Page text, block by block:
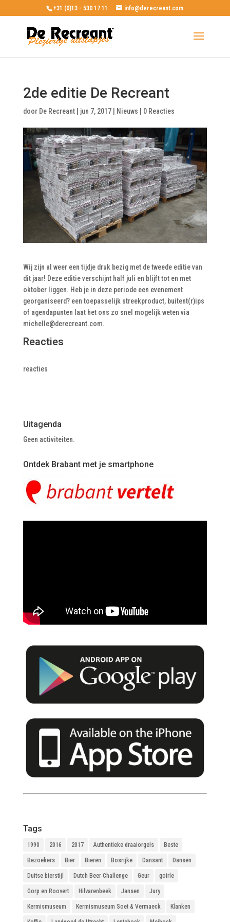
+31 (0)13 - 530 17 11 info@derecreant.com
2de editie De Recreant
door De Recreant| jun 7, 2017| Nieuws 0 Reacties
Wij zijn al weer een tijdje druk bezig met de tweede editie van
dit jaar! Deze editie verschijnt half juli en blijft tot en met
oktober liggen. Heb je in deze periode een evenement
georganiseerd? een toepasselijk streekproduct, buitent(r)ips
of agendapunten laat het ons zo snel mogelijk weten via
michelle@derecreant.com.
Reacties
reacties
Uitagenda
Geen activiteiten.
Ontdek Brabant met je smartphone
Tags
1990 2016 2017 Authentieke draaiorgels Beste
Bezoekers Bier Bieren Bosrijke Dansant Dansen
Duitse bierstijl Dutch Beer Challenge Geur goirle
Gorp en Roovert Hilvarenbeek Jansen Jury
Kermismuseum Kermismuseum Soet & Vermaeck Klanken